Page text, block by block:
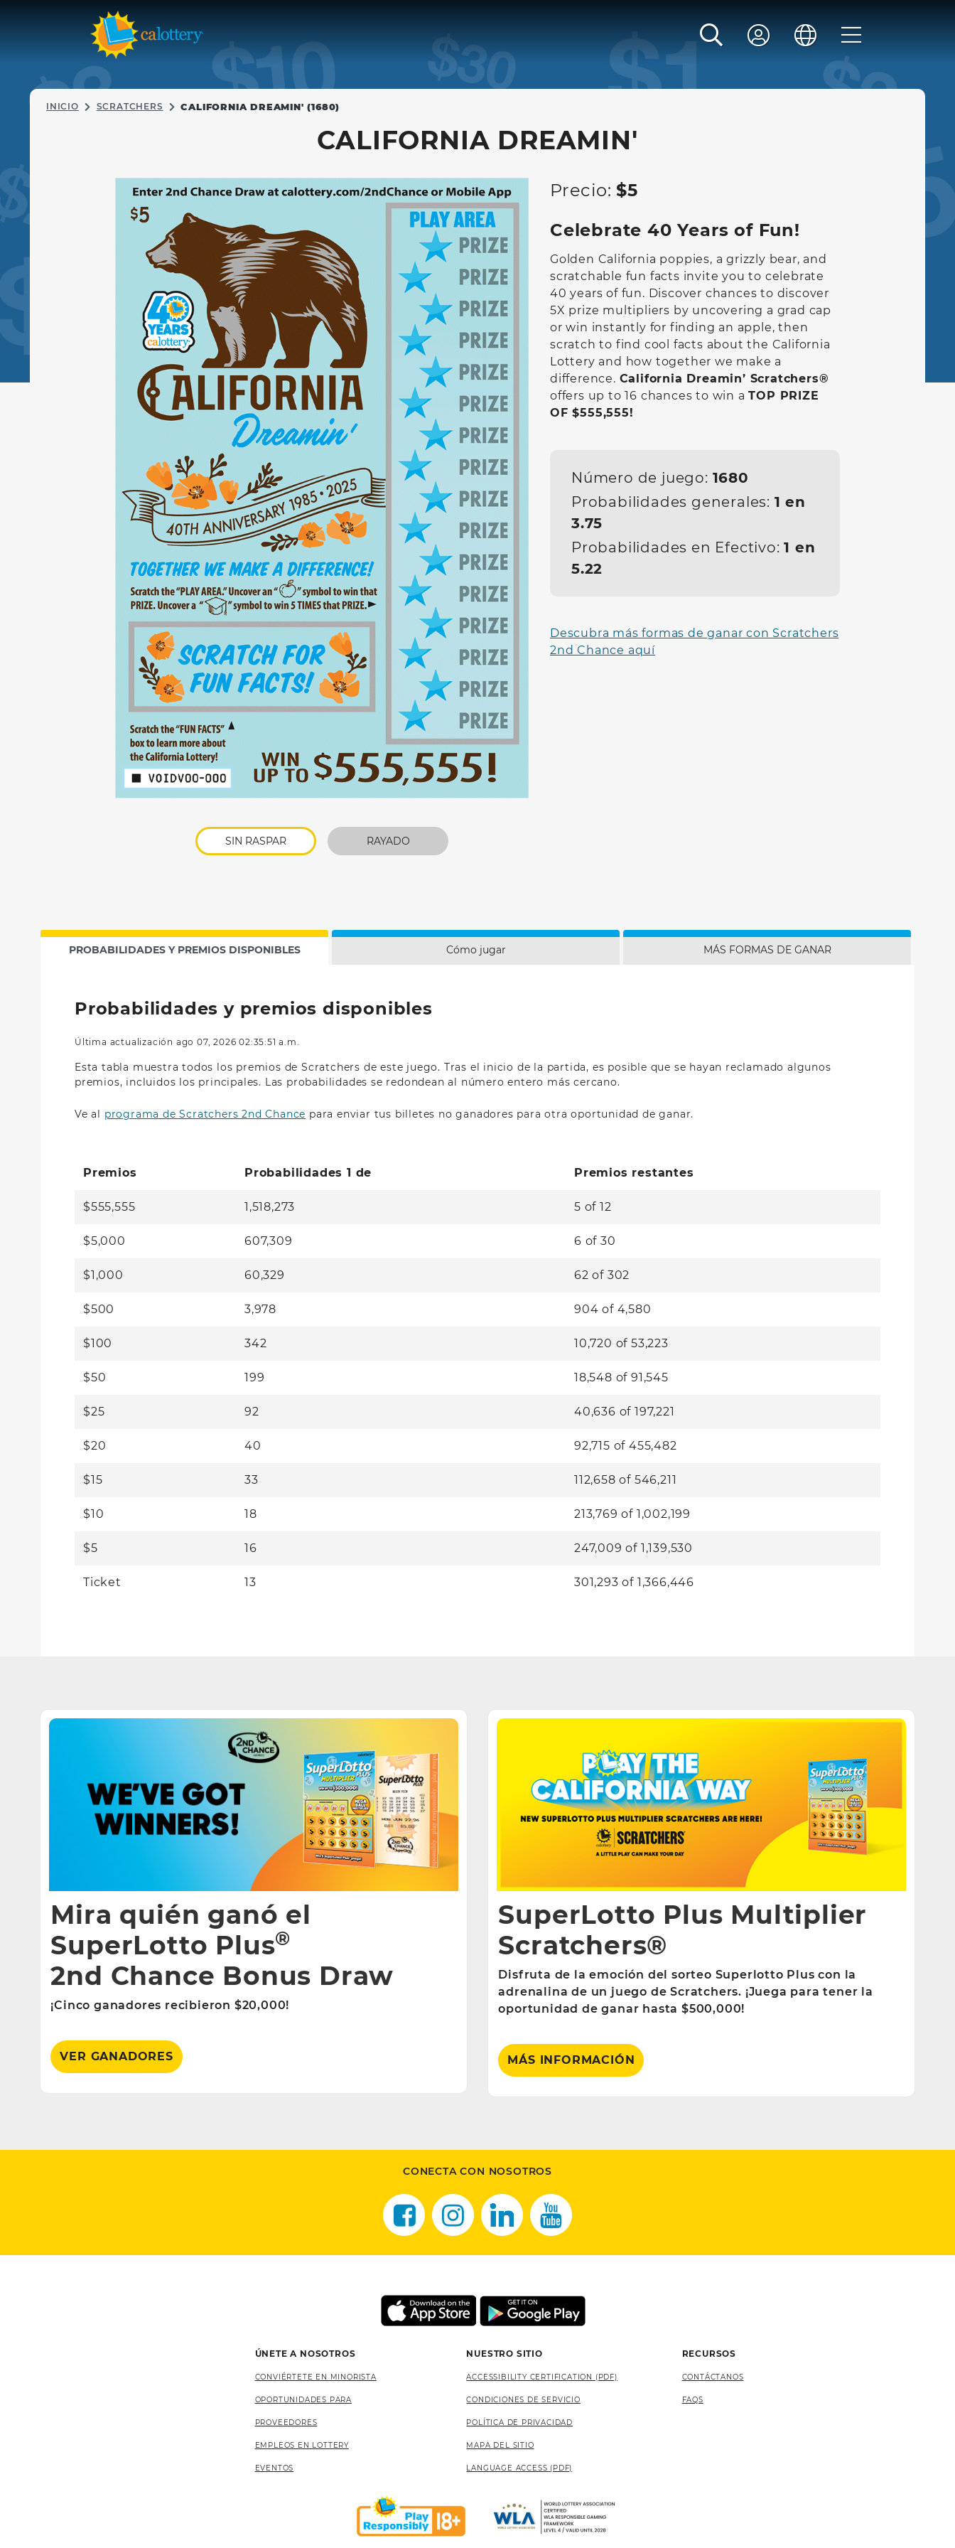
INICIO SCRATCHERS CALIFORNIA DREAMIN' (1680)
CALIFORNIA DREAMIN'
SIN RASPAR RAYADO
Precio: $5
Celebrate 40 Years of Fun!
Golden California poppies, a grizzly bear, and
scratchable fun facts invite you to celebrate
40 years of fun. Discover chances to discover
5X prize multipliers by uncovering a grad cap
or win instantly for finding an apple, then
scratch to find cool facts about the California
Lottery and how together we make a
difference. California Dreamin’ Scratchers®
offers up to 16 chances to win aTOP PRIZE
OF $555,555!
Número de juego: 1680
Probabilidades generales: 1 en
3.75
Probabilidades en Efectivo:1 en
5.22
Descubra más formas de ganar con Scratchers
2nd Chance aquí
PROBABILIDADES Y PREMIOS DISPONIBLES Cómo jugar MÁS FORMAS DE GANAR
Probabilidades y premios disponibles
Última actualización ago 07, 2026 02:35:51 a.m.
Esta tabla muestra todos los premios de Scratchers de este juego. Tras el inicio de la partida, es posible que se hayan reclamado algunos
premios, incluidos los principales. Las probabilidades se redondean al número entero más cercano.
Ve al programa de Scratchers 2nd Chance para enviar tus billetes no ganadores para otra oportunidad de ganar.
Premios Probabilidades 1 de Premios restantes
$555,555 1,518,273 5 of12
$5,000 607,309 6 of30
$1,000 60,329 62of 302
$500 3,978 904of 4,580
$100 342 10,720 of53,223
$50 199 18,548 of91,545
$25 92 40,636 of197,221
$20 40 92,715 of455,482
$15 33 112,658of 546,211
$10 18 213,769of 1,002,199
$5 16 247,009of 1,139,530
Ticket 13 301,293of 1,366,446
Mira quién ganó el
SuperLotto Plus®
2nd Chance Bonus Draw
¡Cinco ganadores recibieron $20,000!
VER GANADORES
SuperLotto Plus Multiplier
Scratchers®
Disfruta de la emoción del sorteo Superlotto Plus con la
adrenalina de un juego de Scratchers. ¡Juega para tener la
oportunidad de ganar hasta $500,000!
MÁS INFORMACIÓN
CONECTA CON NOSOTROS
ÚNETE A NOSOTROS
CONVIÉRTETE EN MINORISTA
OPORTUNIDADES PARA
PROVEEDORES
EMPLEOS EN LOTTERY
EVENTOS
NUESTRO SITIO
ACCESSIBILITY CERTIFICATION (PDF)
CONDICIONES DE SERVICIO
POLÍTICA DE PRIVACIDAD
MAPA DEL SITIO
LANGUAGE ACCESS (PDF)
RECURSOS
CONTÁCTANOS
FAQS